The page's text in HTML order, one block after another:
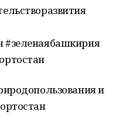
#зеленаябашкирия
и